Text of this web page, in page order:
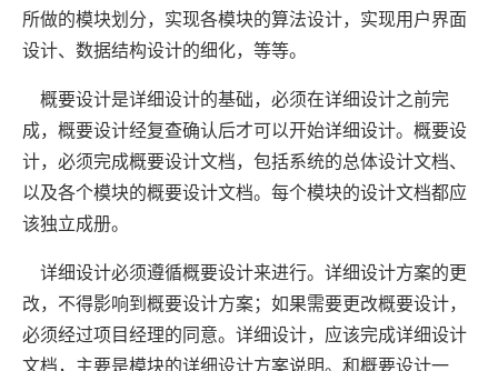
所做的模块划分，实现各模块的算法设计，实现用户界面
设计、数据结构设计的细化，等等。
概要设计是详细设计的基础，必须在详细设计之前完
成，概要设计经复查确认后才可以开始详细设计。概要设
计，必须完成概要设计文档，包括系统的总体设计文档、
以及各个模块的概要设计文档。每个模块的设计文档都应
该独立成册。
详细设计必须遵循概要设计来进行。详细设计方案的更
改，不得影响到概要设计方案；如果需要更改概要设计，
必须经过项目经理的同意。详细设计，应该完成详细设计
文档，主要是模块的详细设计方案说明。和概要设计一